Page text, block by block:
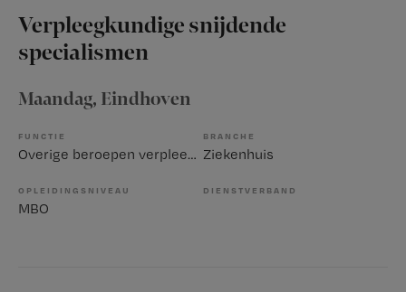
Verpleegkundige snijdende
specialismen
Maandag, Eindhoven
FUNCTIE
Overige beroepen verpleegkunde
BRANCHE
Ziekenhuis
OPLEIDINGSNIVEAU
MBO
DIENSTVERBAND